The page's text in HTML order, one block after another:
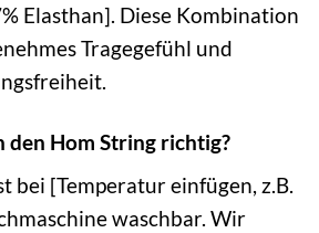
Elasthan]. Diese Kombination
Tragegefühl und
den Hom String richtig?
bei [Temperatur einfügen, z.B.
waschbar. Wir